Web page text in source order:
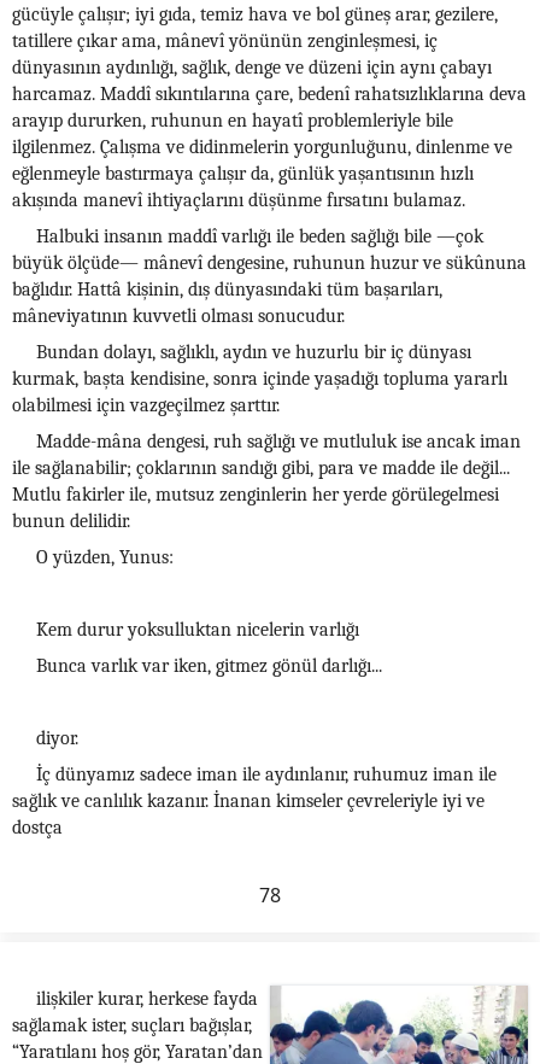
gücüyle çalışır; iyi gıda, temiz hava ve bol güneş arar, gezilere,
tatillere çıkar ama, mânevî yönünün zenginleşmesi, iç
dünyasının aydınlığı, sağlık, denge ve düzeni için aynı çabayı
harcamaz. Maddî sıkıntılarına çare, bedenî rahatsızlıklarına deva
arayıp dururken, ruhunun en hayatî problemleriyle bile
ilgilenmez. Çalışma ve didinmelerin yorgunluğunu, dinlenme ve
eğlenmeyle bastırmaya çalışır da, günlük yaşantısının hızlı
akışında manevî ihtiyaçlarını düşünme fırsatını bulamaz.
Halbuki insanın maddî varlığı ile beden sağlığı bile —çok
büyük ölçüde— mânevî dengesine, ruhunun huzur ve sükûnuna
bağlıdır. Hattâ kişinin, dış dünyasındaki tüm başarıları,
mâneviyatının kuvvetli olması sonucudur.
Bundan dolayı, sağlıklı, aydın ve huzurlu bir iç dünyası
kurmak, başta kendisine, sonra içinde yaşadığı topluma yararlı
olabilmesi için vazgeçilmez şarttır.
Madde-mâna dengesi, ruh sağlığı ve mutluluk ise ancak iman
ile sağlanabilir; çoklarının sandığı gibi, para ve madde ile değil...
Mutlu fakirler ile, mutsuz zenginlerin her yerde görülegelmesi
bunun delilidir.
O yüzden, Yunus:
Kem durur yoksulluktan nicelerin varlığı
Bunca varlık var iken, gitmez gönül darlığı...
diyor.
İç dünyamız sadece iman ile aydınlanır, ruhumuz iman ile
sağlık ve canlılık kazanır. İnanan kimseler çevreleriyle iyi ve
dostça
78
ilişkiler kurar, herkese fayda
sağlamak ister, suçları bağışlar,
“Yaratılanı hoş gör, Yaratan’dan